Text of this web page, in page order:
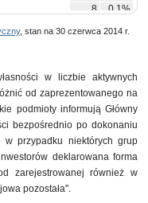
8
0,1%
, stan na 30 czerwca 2014 r.
w liczbie aktywnych
od zaprezentowanego na
podmioty informują Główny
bezpośrednio po dokonaniu
w przypadku niektórych grup
deklarowana forma
zarejestrowanej również w
pozostała".